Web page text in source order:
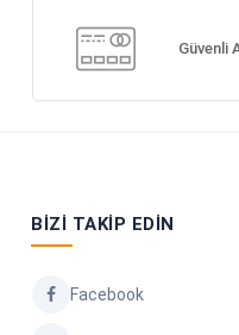
Güvenli
BIZI TAKIP EDIN
Facebook